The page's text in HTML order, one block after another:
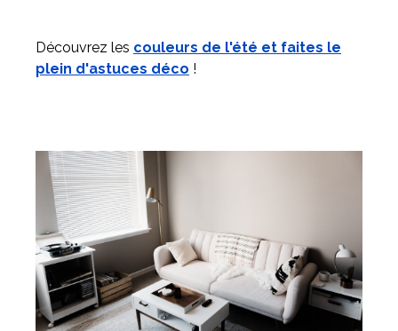
Découvrez les couleurs de l'été et faites le
plein d'astuces déco !